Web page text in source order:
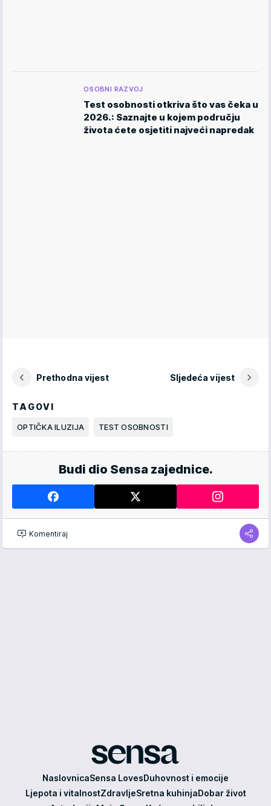
OSOBNI RAZVOJ
Test osobnosti otkriva što vas čeka u
2026.: Saznajte u kojem području
života ćete osjetiti najveći napredak
Prethodna vijest Sljedeća vijest
TAGOVI
OPTIČKA ILUZIJA TEST OSOBNOSTI
Budi dio Sensa zajednice.
Komentiraj
NaslovnicaSensa LovesDuhovnost i emocije
Ljepota i vitalnostZdravljeSretna kuhinjaDobar život